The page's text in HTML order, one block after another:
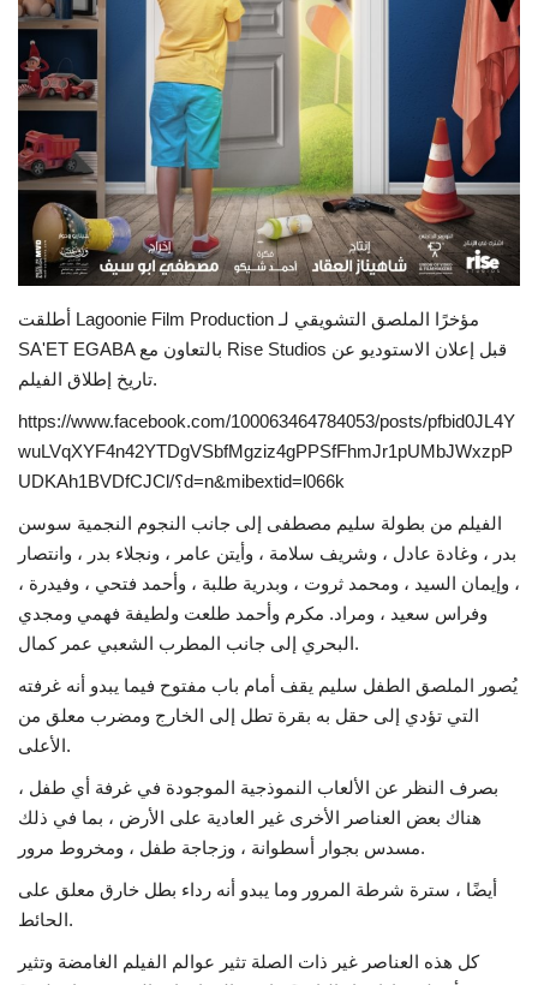
Sport
RSS News
Life Style
Radio
Fashion
Quizzes
Language
English Arabic
أطلقت Lagoonie Film Production مؤخرًا الملصق التشويقي لـ
SA'ET EGABA بالتعاون مع Rise Studios قبل إعلان الاستوديو عن
تاريخ إطلاق الفيلم.
https://www.facebook.com/100063464784053/posts/pfbid0JL4Y
wuLVqXYF4n42YTDgVSbfMgziz4gPPSfFhmJr1pUMbJWxzpP
UDKAh1BVDfCJCl/؟d=n&mibextid=l066k
الفيلم من بطولة سليم مصطفى إلى جانب النجوم النجمية سوسن
بدر ، وغادة عادل ، وشريف سلامة ، وأيتن عامر ، ونجلاء بدر ، وانتصار
، وإيمان السيد ، ومحمد ثروت ، وبدرية طلبة ، وأحمد فتحي ، وفيدرة ،
وفراس سعيد ، ومراد. مكرم وأحمد طلعت ولطيفة فهمي ومجدي
البحري إلى جانب المطرب الشعبي عمر كمال.
يُصور الملصق الطفل سليم يقف أمام باب مفتوح فيما يبدو أنه غرفته
التي تؤدي إلى حقل به بقرة تطل إلى الخارج ومضرب معلق من
الأعلى.
بصرف النظر عن الألعاب النموذجية الموجودة في غرفة أي طفل ،
هناك بعض العناصر الأخرى غير العادية على الأرض ، بما في ذلك
مسدس بجوار أسطوانة ، وزجاجة طفل ، ومخروط مرور.
أيضًا ، سترة شرطة المرور وما يبدو أنه رداء بطل خارق معلق على
الحائط.
كل هذه العناصر غير ذات الصلة تثير عوالم الفيلم الغامضة وتثير